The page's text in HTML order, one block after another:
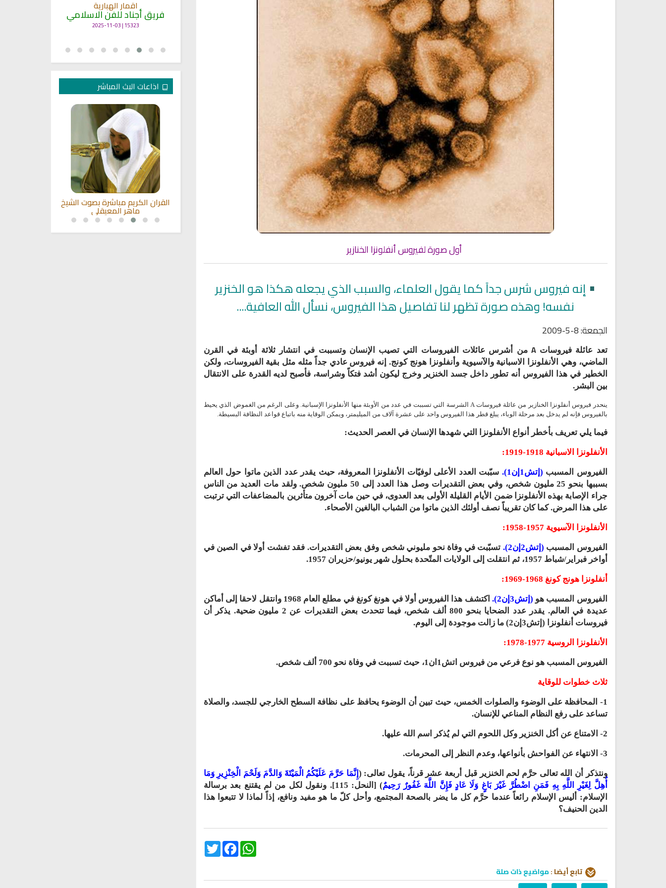
أول صورة لفيروس أنفلونزا الخنازير
• إنه فيروس شرس جداً كما يقول العلماء، والسبب الذي يجعله هكذا هو الخنزير
نفسه! وهذه صورة تظهر لنا تفاصيل هذا الفيروس، نسأل الله العافية....
الجمعة: 8-5-2009
تعد عائلة فيروساتA من أشرس عائلات الفيروسات التي تصيب الإنسان وتسببت في انتشار ثلاثة أوبئة في القرن
الماضي، وهي الأنفلونزا الاسبانية والآسيوية وأنفلونزا هونج كونج. إنه فيروس عادي جداً مثله مثل بقية الفيروسات، ولكن
الخطير في هذا الفيروس أنه تطور داخل جسد الخنزير وخرج ليكون أشد فتكاً وشراسة، فأصبح لديه القدرة على الانتقال
بين البشر.
ينحدر فيروس أنفلونزا الخنازير من عائلة فيروسات A الشرسة التي تسببت في عدد من الأوبئة منها الأنفلونزا الإسبانية. وعلى الرغم من الغموض الذي يحيط
بالفيروس فإنه لم يدخل بعد مرحلة الوباء، يبلغ قطر هذا الفيروس واحد على عشرة آلاف من الميليمتر، ويمكن الوقاية منه باتباع قواعد النظافة البسيطة.
فيما يلي تعريف بأخطر أنواع الأنفلونزا التي شهدها الإنسان في العصر الحديث:
الأنفلونزا الاسبانية 1918-1919:
الفيروس المسبب (إتش1إن1).
سبّبت العدد الأعلى لوفيّات الأنفلونزا المعروفة، حيث يقدر عدد الذين ماتوا حول العالم
بسببها بنحو 25 مليون شخص، وفي بعض التقديرات وصل هذا العدد إلى 50 مليون شخص. ولقد مات العديد من الناس
جراء الإصابة بهذه الأنفلونزا ضمن الأيام القليلة الأولى بعد العدوى، في حين مات آخرون متأثرين بالمضاعفات التي ترتبت
على هذا المرض. كما كان تقريباً نصف أولئك الذين ماتوا من الشباب البالغين الأصحاء.
الأنفلونزا الآسيوية 1957-1958:
الفيروس المسبب (إتش2إن2).
تسبّبت في وفاة نحو مليوني شخص وفق بعض التقديرات. فقد تفشت أولا في الصين في
أواخر فبراير/شباط 1957، ثم انتقلت إلى الولايات المتّحدة بحلول شهر يونيو/حزيران 1957.
أنفلونزا هونج كونغ 1968-1969:
الفيروس المسبب هو (إتش3إن2).
اكتشف هذا الفيروس أولا في هونغ كونغ في مطلع العام 1968 وانتقل لاحقا إلى أماكن
عديدة في العالم. يقدر عدد الضحايا بنحو 800 ألف شخص، فيما تتحدث بعض التقديرات عن 2 مليون ضحية. يذكر أن
فيروسات أنفلونزا (إتش3إن2) ما زالت موجودة إلى اليوم.
الأنفلونزا الروسية 1977-1978:
الفيروس المسبب هو نوع فرعي من فيروس اتش1ان1، حيث تسببت في وفاة نحو 700 ألف شخص.
ثلاث خطوات للوقاية
1- المحافظة على الوضوء والصلوات الخمس، حيث تبين أن الوضوء يحافظ على نظافة السطح الخارجي للجسد، والصلاة
تساعد على رفع النظام المناعي للإنسان.
2- الامتناع عن أكل الخنزير وكل اللحوم التي لم يُذكر اسم الله عليها.
3- الانتهاء عن الفواحش بأنواعها، وعدم النظر إلى المحرمات.
ونتذكر أن الله تعالى حرَّم لحم الخنزير قبل أربعة عشر قرناً، يقول تعالى: (إِنَّمَا حَرَّمَ عَلَيْكُمُ الْمَيْتَةَ وَالدَّمَ وَلَحْمَ الْخِنْزِيرِ وَمَا
أُهِلَّ لِغَيْرِ اللَّهِ بِهِ فَمَنِ اضْطُرَّ غَيْرَ بَاغٍ وَلَا عَادٍ فَإِنَّ اللَّهَ غَفُورٌ رَحِيمٌ
) [النحل: 115]. ونقول لكل من لم يقتنع بعد برسالة
الإسلام: أليس الإسلام رائعاً عندما حرَّم كل ما يضر بالصحة المجتمع، وأحل كلّ ما هو مفيد ونافع، إذاً لماذا لا تتبعوا هذا
الدين الحنيف؟
Twitter
FacebookWhatsApp
تابع أيضا :مواضيع ذات صلة
اناشيد ابراهيم الاحمد
16488 | 2025-03-19 انشودة الرئيس احمد الشرع
اناشيد ابراهيم الاحمد
1584 | 2026-06-20
اقمار الهبارية
فريق أجناد للفن الاسلامي
15323 | 2025-11-03
اذاعات البث المباشر
القرآن الكريم مباشرة بصوت الشيخ
سعود الشريم
اذاعة القران الكريم من لبنان - البث
المباشر
اذاعة راديو الشفاء للرقية الشرعية القران الكريم مباشرة بصوت الشيخ
ماهر المعيقلي